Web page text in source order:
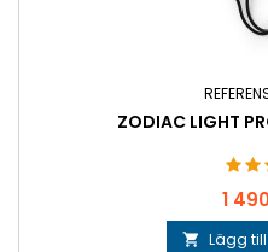
ZODIAC LIGHT
Pris
1
 Lägg